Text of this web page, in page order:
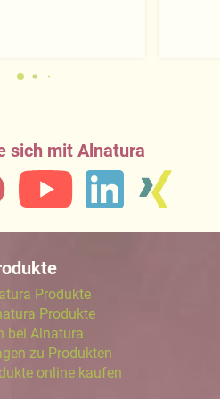
sich mit Alnatura
Produkte
Produkte
bei Alnatura
zu Produkten
online kaufen